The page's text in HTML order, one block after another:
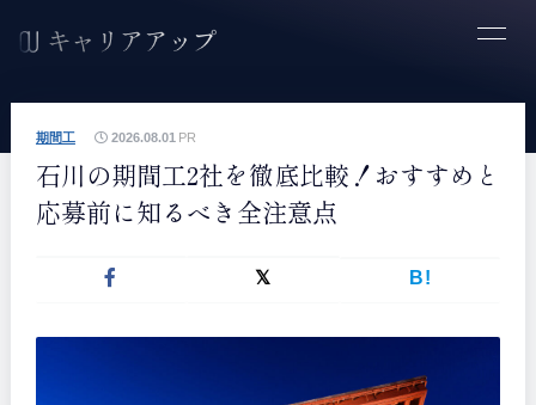
PR
期間工 2026.08.01
石川の期間工2社を徹底比較！おすすめと
応募前に知るべき全注意点
B!